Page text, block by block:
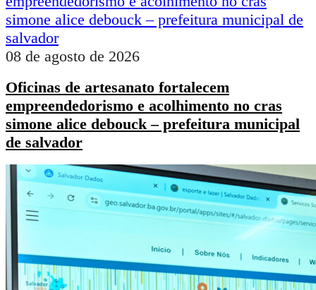
08 de agosto de 2026
Oficinas de artesanato fortalecem
empreendedorismo e acolhimento no cras
simone alice debouck – prefeitura municipal
de salvador